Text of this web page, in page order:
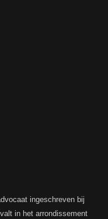
ingeschreven bij
in het arrondissement